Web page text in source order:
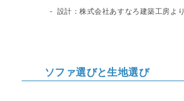
設計：株式会社あすなろ建築工房より
ソファ選びと生地選び